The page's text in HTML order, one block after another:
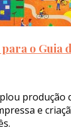
o Guia
produção
e